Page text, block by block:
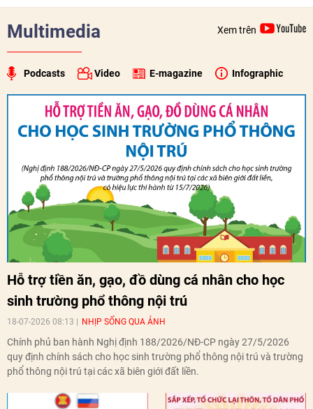
Multimedia Xem trên
Podcasts Video E-magazine Infographic
Hỗ trợ tiền ăn, gạo, đồ dùng cá nhân cho học
sinh trường phổ thông nội trú
18-07-2026 08:13 NHỊP SỐNG QUA ẢNH
Chính phủ ban hành Nghị định 188/2026/NĐ-CP ngày 27/5/2026
quy định chính sách cho học sinh trường phổ thông nội trú và trường
phổ thông nội trú tại các xã biên giới đất liền.